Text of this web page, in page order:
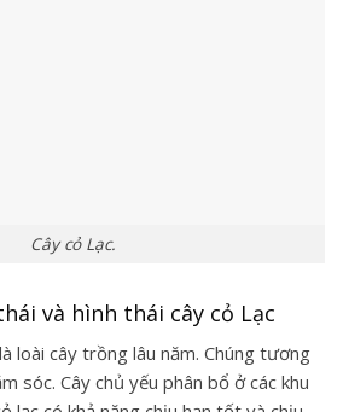
Cây cỏ Lạc.
và hình thái cây cỏ Lạc
loài cây trồng lâu năm. Chúng tương
sóc. Cây chủ yếu phân bổ ở các khu